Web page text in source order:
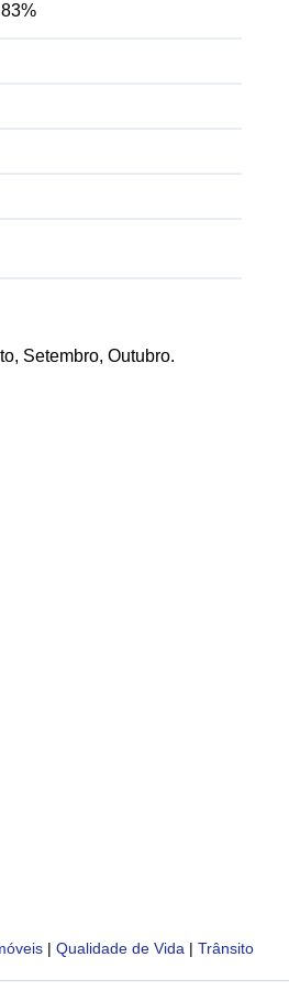
Setembro, Outubro.
| Qualidade de Vida | Trânsito